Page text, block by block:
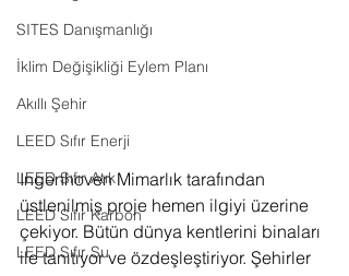
SITES Danışmanlığı
İklim Değişikliği Eylem Planı
Akıllı Şehir
LEED Sıfır Enerji
LEED Sıfır Atık
LEED Sıfır Karbon
LEED Sıfır Su
Ingenhoven Mimarlık tarafından
üstlenilmiş proje hemen ilgiyi üzerine
çekiyor. Bütün dünya kentlerini binaları
ile tanıtıyor ve özdeşleştiriyor. Şehirler